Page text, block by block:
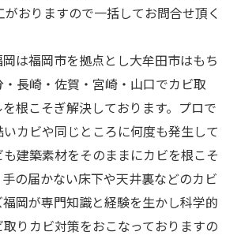
おりますので一括してお問合せ頂く
は福岡市を拠点とし大牟田市はもち
長崎・佐賀・宮崎・山口でカビ取
根こそぎ解決しております。プロで
カビや同じところに何度も発生して
建築素材をそのままにカビを根こそ
の届かない床下や天井裏などのカビ
岡が専門知識と経験を生かし科学的
りカビ対策をおこなっておりますの